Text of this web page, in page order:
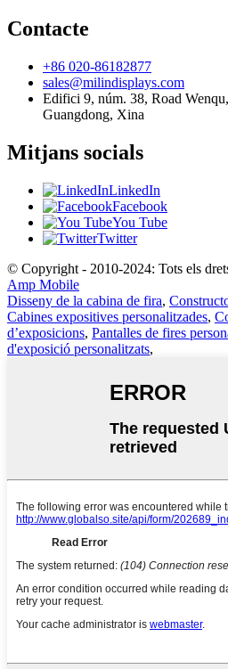
Contacte
+86 020-86182877
sales@milindisplays.com
Edifici 9, núm. 38, Road
Guangdong, Xina
Mitjans socials
LinkedIn
Facebook
You Tube
Twitter
© Copyright - 2010-2024: Tots els
Amp Mobile
Disseny de la cabina de fira,
Cabines expositives personalitzades,
d’exposicions, Pantalles de fires
d'exposició personalitzats,